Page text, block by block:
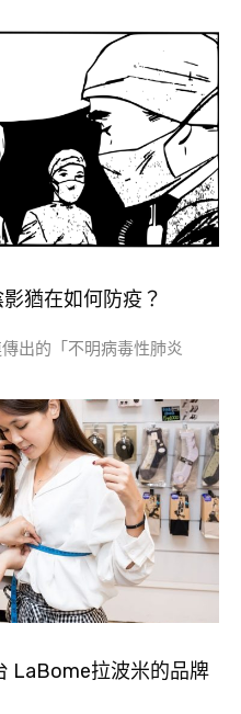
猶在如何防疫？
出的「不明病毒性肺炎
LaBome拉波米的品牌